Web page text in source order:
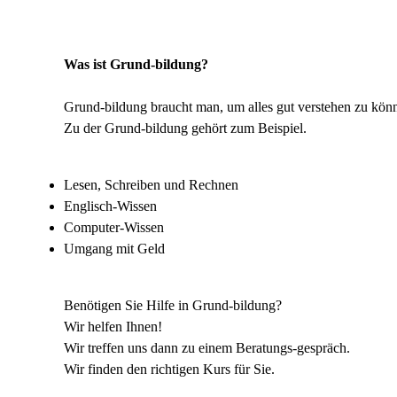
Was ist Grund-bildung?
Grund-bildung braucht man, um alles gut verstehen zu
Zu der Grund-bildung gehört zum Beispiel.
Lesen, Schreiben und Rechnen
Englisch-Wissen
Computer-Wissen
Umgang mit Geld
Benötigen Sie Hilfe in Grund-bildung?
Wir helfen Ihnen!
Wir treffen uns dann zu einem Beratungs-gespräch.
Wir finden den richtigen Kurs für Sie.